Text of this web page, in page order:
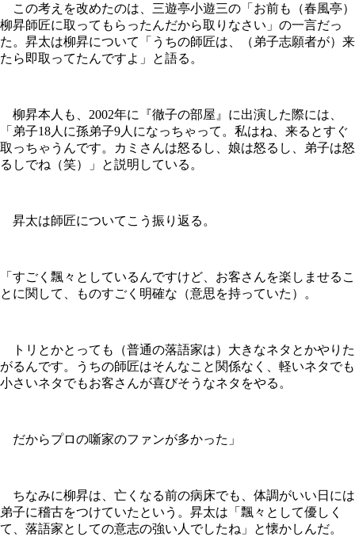
この考えを改めたのは、三遊亭小遊三の「お前も（春風亭）
柳昇師匠に取ってもらったんだから取りなさい」の一言だっ
た。昇太は柳昇について「うちの師匠は、（弟子志願者が）来
たら即取ってたんですよ」と語る。
柳昇本人も、2002年に『徹子の部屋』に出演した際には、
「弟子18人に孫弟子9人になっちゃって。私はね、来るとすぐ
取っちゃうんです。カミさんは怒るし、娘は怒るし、弟子は怒
るしでね（笑）」と説明している。
昇太は師匠についてこう振り返る。
「すごく飄々としているんですけど、お客さんを楽しませるこ
とに関して、ものすごく明確な（意思を持っていた）。
トリとかとっても（普通の落語家は）大きなネタとかやりた
がるんです。うちの師匠はそんなこと関係なく、軽いネタでも
小さいネタでもお客さんが喜びそうなネタをやる。
だからプロの噺家のファンが多かった」
ちなみに柳昇は、亡くなる前の病床でも、体調がいい日には
弟子に稽古をつけていたという。昇太は「飄々として優しく
て、落語家としての意志の強い人でしたね」と懐かしんだ。